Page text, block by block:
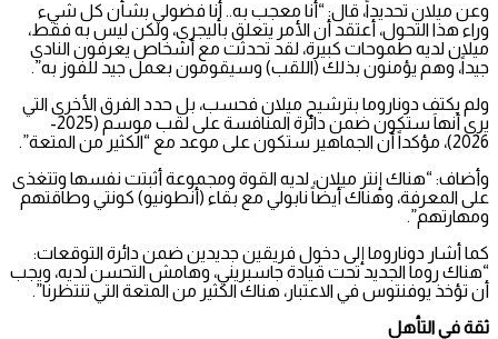
وعن ميلان تحديداً، قال: “أنا معجب به.. أنا فضولي بشأن كل شيء
وراء هذا التحول، أعتقد أن الأمر يتعلق بأليجري، ولكن ليس به فقط،
ميلان لديه طموحات كبيرة، لقد تحدثت مع أشخاص يعرفون النادي
جيداً، وهم يؤمنون بذلك (اللقب) وسيقومون بعمل جيد للفوز به”.
ولم يكتفِ دوناروما بترشيح ميلان فحسب، بل حدد الفرق الأخرى التي
يرى أنها ستكون ضمن دائرة المنافسة على لقب موسم (2025-
2026)، مؤكداً أن الجماهير ستكون على موعد مع “الكثير من المتعة”.
وأضاف: “هناك إنتر ميلان، لديه القوة ومجموعة أثبتت نفسها وتتغذى
على المعرفة، وهناك أيضاً نابولي مع بقاء (أنطونيو) كونتي وطاقتهم
ومهارتهم”.
كما أشار دوناروما إلى دخول فريقين جديدين ضمن دائرة التوقعات:
“هناك روما الجديد تحت قيادة جاسبريني، وهامش التحسن لديه، ويجب
أن تؤخذ يوفنتوس في الاعتبار، هناك الكثير من المتعة التي تنتظرنا”.
ثقة في التأهل